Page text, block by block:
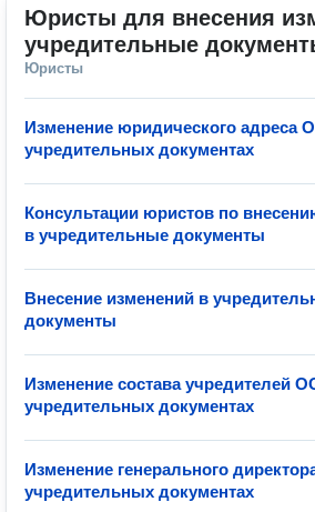
Юристы для внесения
учредительные
Юристы
Изменение юридического адреса
учредительных документах
Консультации юристов по
в учредительные документы
Внесение изменений в
документы
Изменение состава учредителей
учредительных документах
Изменение генерального
учредительных документах